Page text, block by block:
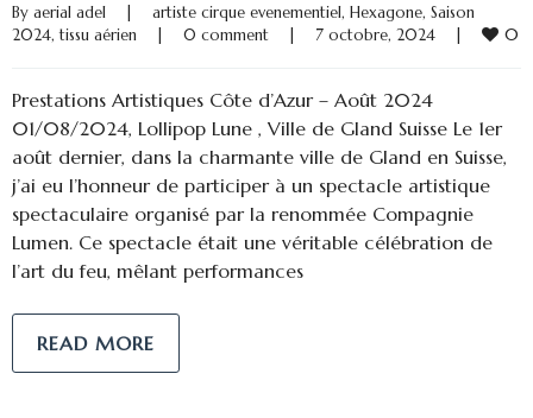
By aerial adel artiste cirque evenementiel, Hexagone, Saison
2024, tissu aérien 0 comment 7 octobre, 2024 0
Prestations Artistiques Côte d’Azur – Août 2024
01/08/2024, Lollipop Lune , Ville de Gland Suisse Le 1er
août dernier, dans la charmante ville de Gland en Suisse,
j’ai eu l’honneur de participer à un spectacle artistique
spectaculaire organisé par la renommée Compagnie
Lumen. Ce spectacle était une véritable célébration de
l’art du feu, mêlant performances
READ MORE